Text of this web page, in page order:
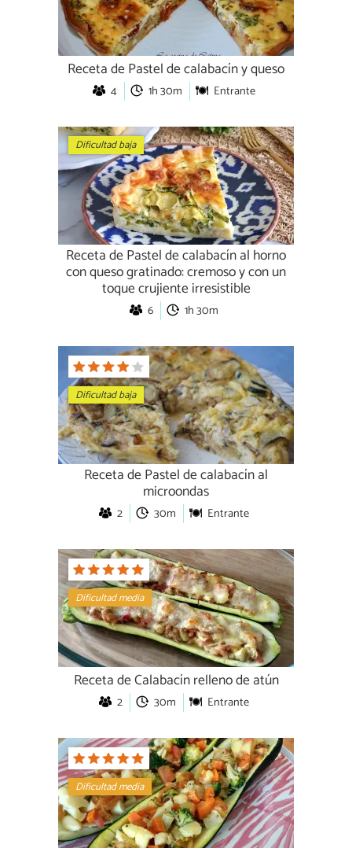
Receta de Pastel de calabacín y queso
4 1h 30m Entrante
Dificultad baja
Receta de Pastel de calabacín al horno
con queso gratinado: cremoso y con un
toque crujiente irresistible
6 1h 30m
Dificultad baja
Receta de Pastel de calabacín al
microondas
2 30m Entrante
Dificultad media
Receta de Calabacín relleno de atún
2 30m Entrante
Dificultad media